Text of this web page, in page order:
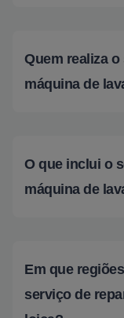
Quem realiza
máquina de
O que inclui o
máquina de
Em que
serviço de